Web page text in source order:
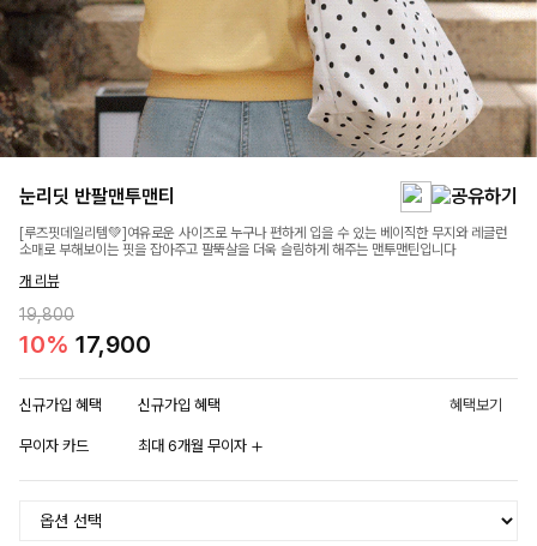
눈리딧 반팔맨투맨티
[루즈핏데일리템💚]여유로운 사이즈로 누구나 편하게 입을 수 있는 베이직한 무지와 레글런
소매로 부해보이는 핏을 잡아주고 팔뚝살을 더욱 슬림하게 해주는 맨투맨틴입니다
개 리뷰
19,800
10% 17,900
신규가입 혜택 신규가입 혜택 혜택보기
무이자 카드 최대 6개월 무이자